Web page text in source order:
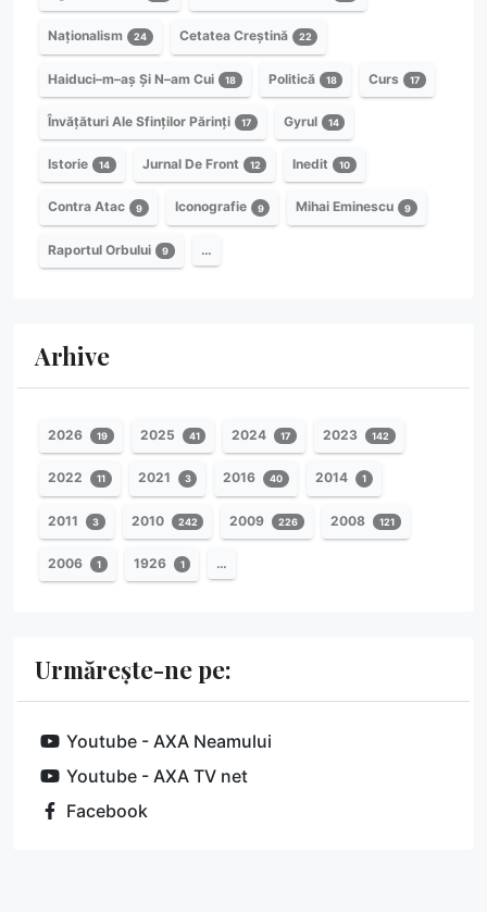
Naționalism 24 Cetatea Creștină 22
Haiduci–m–aș Și N–am Cui 18 Politică 18 Curs 17
Învățături Ale Sfinților Părinți 17 Gyrul 14
Istorie 14 Jurnal De Front 12 Inedit 10
Contra Atac 9 Iconografie 9 Mihai Eminescu 9
Raportul Orbului 9 …
Arhive
2026 19 2025 41 2024 17 2023 142
2022 11 2021 3 2016 40 2014 1
2011 3 2010 242 2009 226 2008 121
2006 1 1926 1 …
Urmărește-ne pe:
Youtube - AXA Neamului
Youtube - AXA TV net
Facebook